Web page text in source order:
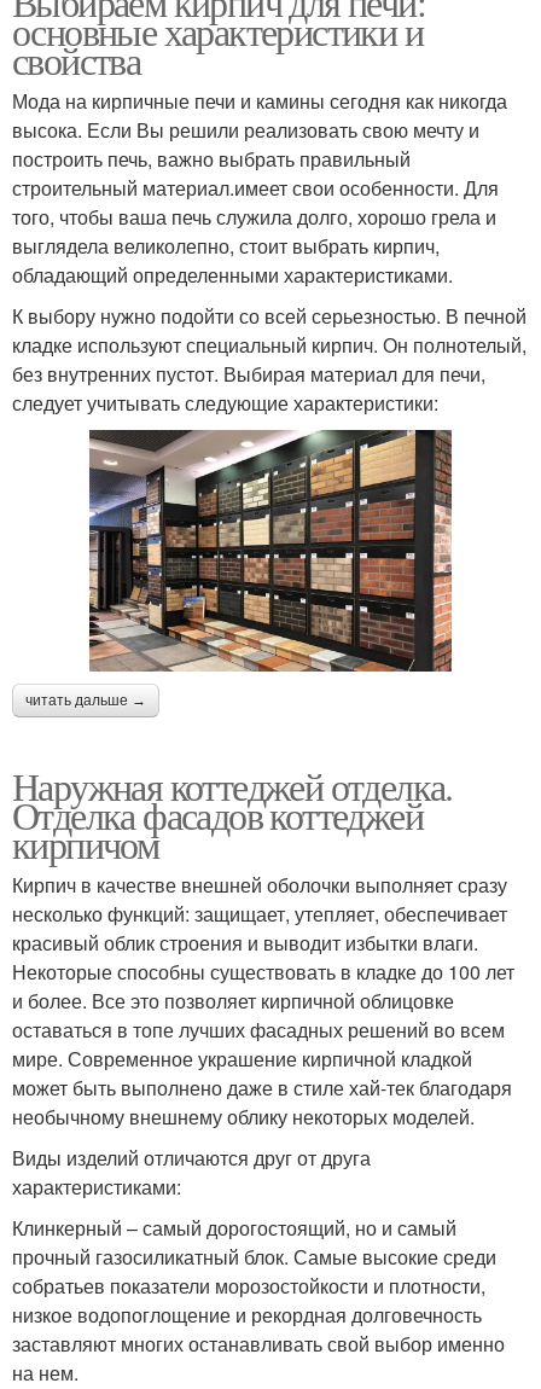
основные характеристики и
свойства
Мода на кирпичные печи и камины сегодня как никогда
высока. Если Вы решили реализовать свою мечту и
построить печь, важно выбрать правильный
строительный материал.имеет свои особенности. Для
того, чтобы ваша печь служила долго, хорошо грела и
выглядела великолепно, стоит выбрать кирпич,
обладающий определенными характеристиками.
К выбору нужно подойти со всей серьезностью. В печной
кладке используют специальный кирпич. Он полнотелый,
без внутренних пустот. Выбирая материал для печи,
следует учитывать следующие характеристики:
читать дальше →
Наружная коттеджей отделка.
Отделка фасадов коттеджей
кирпичом
Кирпич в качестве внешней оболочки выполняет сразу
несколько функций: защищает, утепляет, обеспечивает
красивый облик строения и выводит избытки влаги.
Некоторые способны существовать в кладке до 100 лет
и более. Все это позволяет кирпичной облицовке
оставаться в топе лучших фасадных решений во всем
мире. Современное украшение кирпичной кладкой
может быть выполнено даже в стиле хай-тек благодаря
необычному внешнему облику некоторых моделей.
Виды изделий отличаются друг от друга
характеристиками:
Клинкерный – самый дорогостоящий, но и самый
прочный газосиликатный блок. Самые высокие среди
собратьев показатели морозостойкости и плотности,
низкое водопоглощение и рекордная долговечность
заставляют многих останавливать свой выбор именно
на нем.